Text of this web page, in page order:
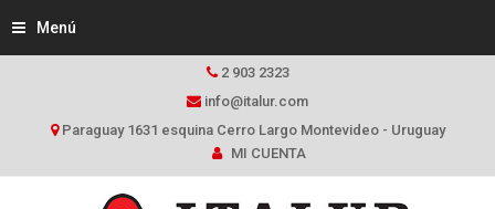
Menú
2 903 2323
info@italur.com
Paraguay 1631 esquina Cerro Largo Montevideo - Uruguay
MI CUENTA